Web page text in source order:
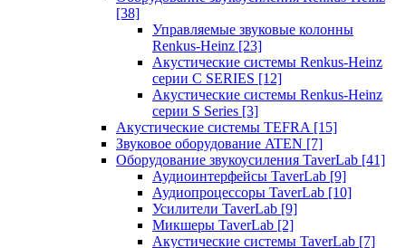
[38]
Управляемые звуковые колонны
Renkus-Heinz [23]
Акустические системы Renkus-Heinz
серии C SERIES [12]
Акустические системы Renkus-Heinz
серии S Series [3]
Акустические системы TEFRA [15]
Звуковое оборудование ATEN [7]
Оборудование звукоусиления TaverLab [41]
Аудиоинтерфейсы TaverLab [9]
Аудиопроцессоры TaverLab [10]
Усилители TaverLab [9]
Микшеры TaverLab [2]
Акустические системы TaverLab [7]